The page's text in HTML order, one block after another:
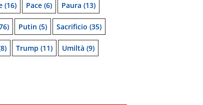
(16) Pace (6) Paura (13)
Putin (5) Sacrificio (35)
Trump (11) Umiltà (9)